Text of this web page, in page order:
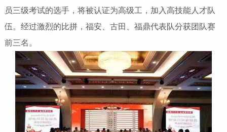
员三级考试的选手，将被认证为高级工，加入高技能人才队
伍。经过激烈的比拼，福安、古田、福鼎代表队分获团队赛
前三名。